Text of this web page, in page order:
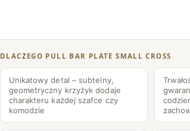
ł
o
w
z
p
o
DLACZEGO PULL BAR PLATE SMALL CROSS
Unikatowy detal – subtelny,
geometryczny krzyżyk dodaje
charakteru każdej szafce czy
komodzie